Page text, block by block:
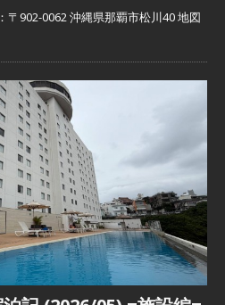
〒902-0062 沖縄県那覇市松川40 地図